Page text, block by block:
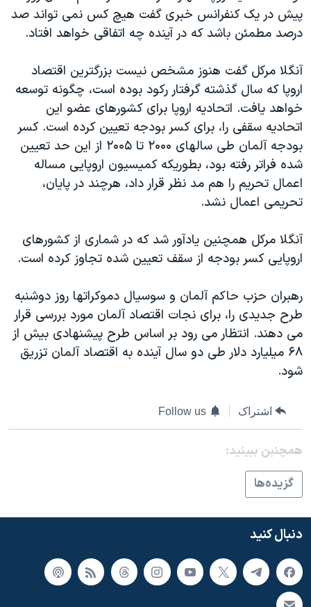
حقوق شهروندی
علم و فناوری
اسرائیل در جنگ
گالری عکس
آرشیو پخش زنده
انتخابات ریاست جمهوری آمریکا ۲۰۲۴
رمز مهسا
ورزش زنان در ایران
اعتراضات زن، زندگی، آزادی
مجموعه مستندهای دادخواهی
تریبونال مردمی آبان ۹۸
دادگاه حمید نوری
قانون شفافیت دارائی کادر رهبری ایران
اسرائیل در جنگ
نرگس محمدی برنده جایزه نوبل صلح
همایش محافظه‌کاران آمریکا «سی‌پک»
صفحه‌های ویژه
زبانهای مختلف
پيش در یک کنفرانس خبری گفت هیچ کس نمی تواند صد
درصد مطمئن باشد که در آینده چه اتفاقی خواهد افتاد.
آنگلا مرکل گفت هنوز مشخص نیست بزرگترین اقتصاد
اروپا که سال گذشته گرفتار رکود بوده است، چگونه توسعه
خواهد یافت. اتحادیه اروپا برای کشورهای عضو این
اتحادیه سقفی را، برای کسر بودجه تعیین کرده است. کسر
بودجه آلمان طی سالهای ۲۰۰۰ تا ۲۰۰۵ از این حد تعیین
شده فراتر رفته بود، بطوریکه کمیسیون اروپایی مساله
اعمال تحریم را هم مد نظر قرار داد، هرچند در پایان،
تحریمی اعمال نشد.
آنگلا مرکل همچنین یادآور شد که در شماری از کشورهای
اروپایی کسر بودجه از سقف تعیین شده تجاوز کرده است.
رهبران حزب حاکم آلمان و سوسیال دموکراتها روز دوشنبه
طرح جدیدی را، برای نجات اقتصاد آلمان مورد بررسی قرار
می دهند. انتظار می رود بر اساس طرح پیشنهادی بیش از
۶۸ میلیارد دلار طی دو سال آینده به اقتصاد آلمان تزریق
شود.
اشتراک Follow us
همچنبن ببینید:
گزيده‌ها
دنبال کنید